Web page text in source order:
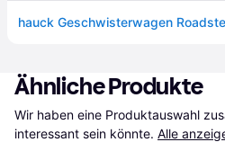
Ähnliche Produkte
Wir haben eine Produktauswahl
interessant sein könnte. Alle